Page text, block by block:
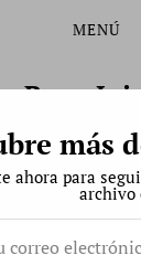
MENÚ
Buen
de
más
ahora para
archivo